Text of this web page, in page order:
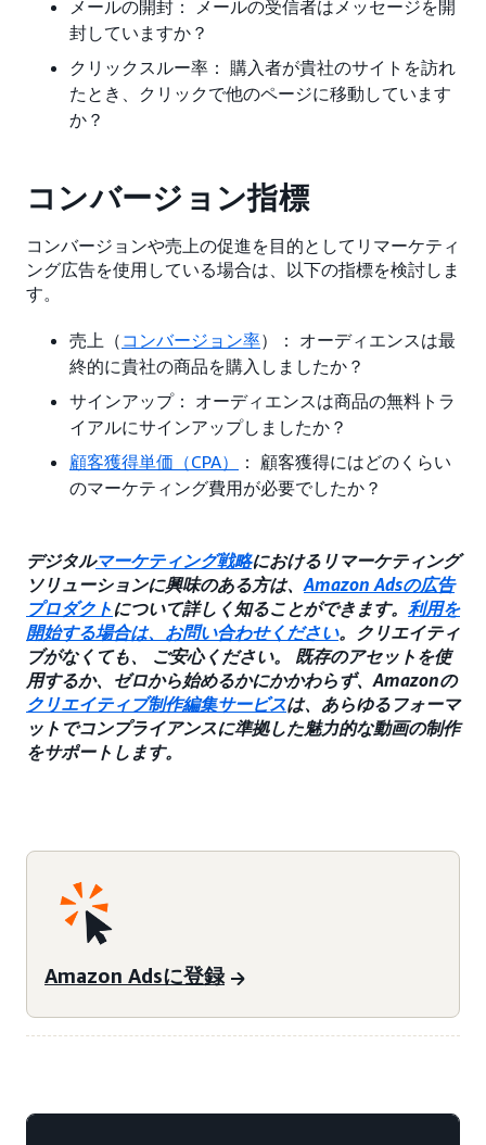
メールの開封： メールの受信者はメッセージを開
封していますか？
クリックスルー率： 購入者が貴社のサイトを訪れ
たとき、クリックで他のページに移動しています
か？
コンバージョン指標
コンバージョンや売上の促進を目的としてリマーケティ
ング広告を使用している場合は、以下の指標を検討しま
す。
売上（ コンバージョン率）： オーディエンスは最
終的に貴社の商品を購入しましたか？
サインアップ： オーディエンスは商品の無料トラ
イアルにサインアップしましたか？
顧客獲得単価（CPA）
： 顧客獲得にはどのくらい
のマーケティング費用が必要でしたか？
デジタルマーケティング戦略におけるリマーケティング
ソリューションに興味のある方は、 Amazon Adsの広告
プロダクト について詳しく知ることができます。 利用を
開始する場合は、お問い合わせください。クリエイティ
ブがなくても、 ご安心ください。 既存のアセットを使
用するか、ゼロから始めるかにかかわらず、Amazonの
クリエイティブ制作編集サービスは、あらゆるフォーマ
ットでコンプライアンスに準拠した魅力的な動画の制作
をサポートします。
Amazon Adsに登録